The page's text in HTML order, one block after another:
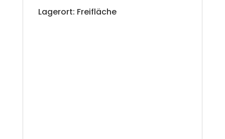
Lagerort: Freifläche